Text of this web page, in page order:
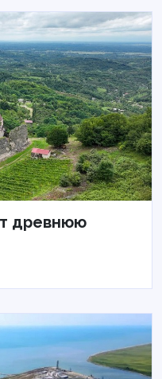
древнюю